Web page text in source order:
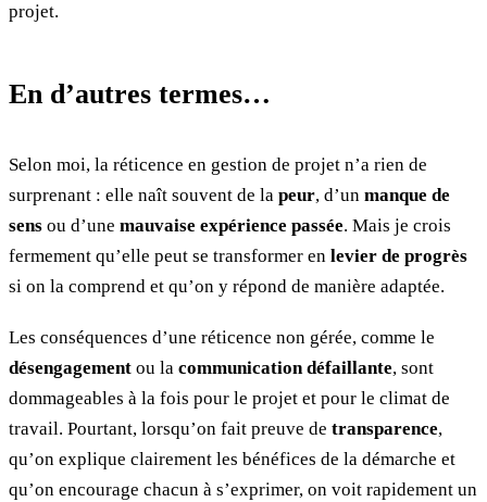
projet.
En d’autres termes…
Selon moi, la réticence en gestion de projet n’a rien de
surprenant : elle naît souvent de la peur, d’un manque de
sens ou d’une mauvaise expérience passée. Mais je crois
fermement qu’elle peut se transformer en levier de progrès
si on la comprend et qu’on y répond de manière adaptée.
Les conséquences d’une réticence non gérée, comme le
désengagement ou la communication défaillante, sont
dommageables à la fois pour le projet et pour le climat de
travail. Pourtant, lorsqu’on fait preuve de transparence,
qu’on explique clairement les bénéfices de la démarche et
qu’on encourage chacun à s’exprimer, on voit rapidement un